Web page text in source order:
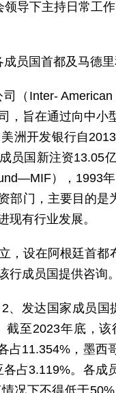
导下主持日常工
员国首都及马德里
（Inter-
，旨在通过向中
洲开发银行自
员国新注资13.05
），1993
部门，主要目的是
现有行业发展。
，设在阿根廷首
行成员国提供咨询。
、发达国家成员
截至2023年底，
占11.354%，墨西
占3.119%。各
况下不得低于